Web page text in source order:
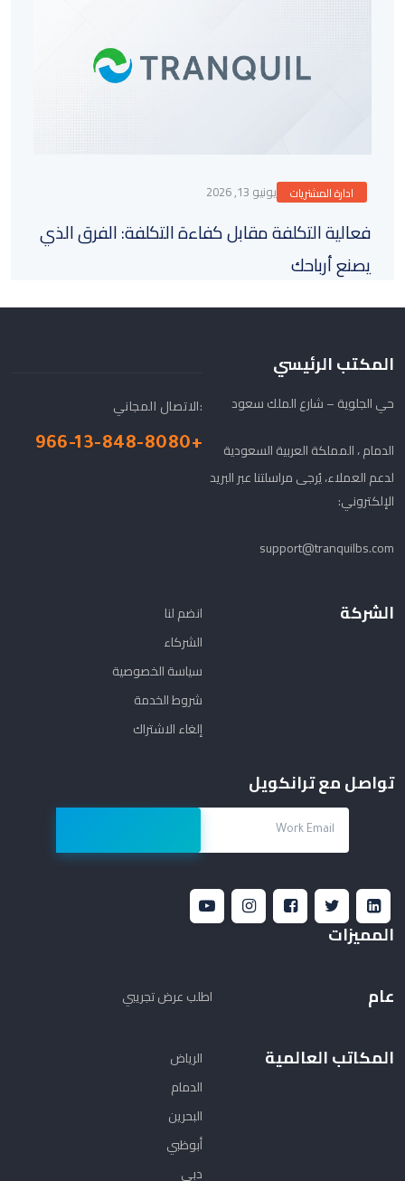
ادارة المشتريات يونيو 13, 2026
فعالية التكلفة مقابل كفاءة التكلفة: الفرق الذي
يصنع أرباحك
المكتب الرئيسي
حي الجلوية – شارع الملك سعود
الدمام ، المملكة العربية السعودية
لدعم العملاء، يُرجى مراسلتنا عبر البريد
الإلكتروني:
support@tranquilbs.com
الاتصال المجاني:
+966-13-848-8080
الشركة
انضم لنا
الشركاء
سياسة الخصوصية
شروط الخدمة
إلغاء الاشتراك
تواصل مع ترانكويل
المميزات
ادارة الموارد البشرية والرواتب
عام اطلب عرض تجريبي
المكاتب العالمية
الرياض
الدمام
البحرين
أبوظبي
دبي